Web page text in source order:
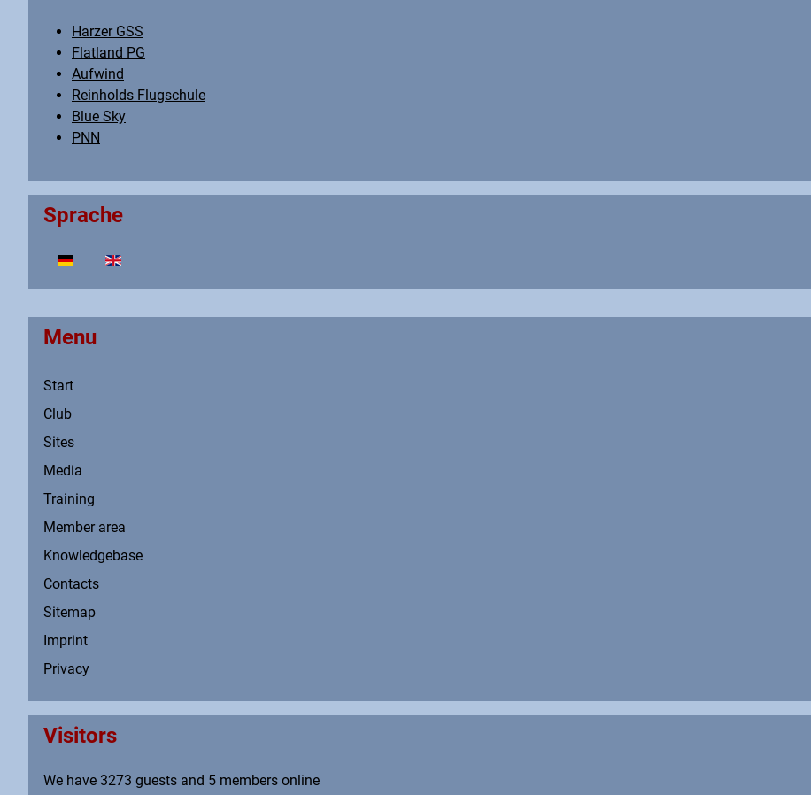
Menu
Start
Club
Sites
Media
Training
Member area
Knowledgebase
Contacts
Sitemap
Imprint
Privacy
Visitors
We have 3273 guests and 5 members online
Harzer GSS
Flatland PG
Aufwind
Reinholds Flugschule
Blue Sky
PNN
Sprache
Select your language